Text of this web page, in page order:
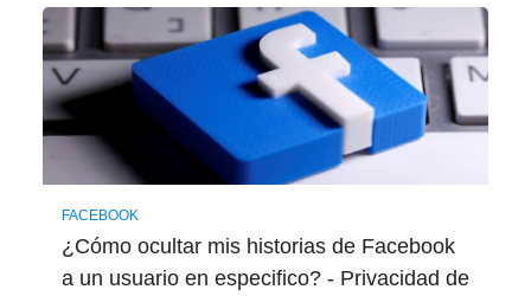
FACEBOOK
¿Cómo ocultar mis historias de Facebook
a un usuario en especifico? - Privacidad de